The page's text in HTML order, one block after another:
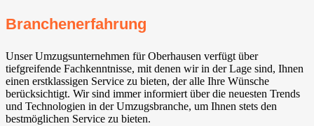
Branchenerfahrung
Unser Umzugsunternehmen für Oberhausen verfügt über
tiefgreifende Fachkenntnisse, mit denen wir in der Lage sind, Ihnen
einen erstklassigen Service zu bieten, der alle Ihre Wünsche
berücksichtigt. Wir sind immer informiert über die neuesten Trends
und Technologien in der Umzugsbranche, um Ihnen stets den
bestmöglichen Service zu bieten.